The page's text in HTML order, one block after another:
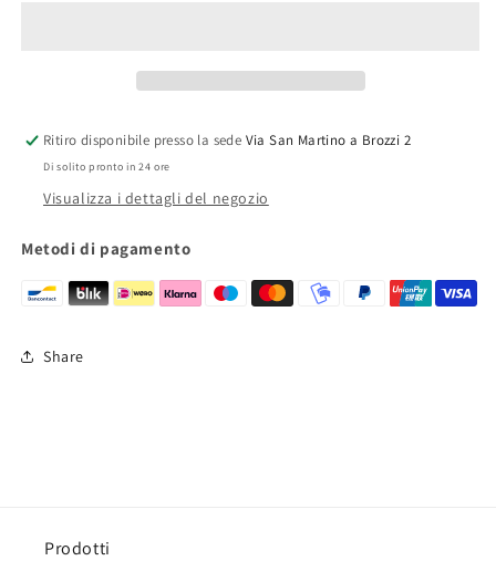
Ritiro disponibile presso la sede Via San Martino a Brozzi 2
Di solito pronto in 24 ore
Visualizza i dettagli del negozio
Metodi di pagamento
Share
Prodotti